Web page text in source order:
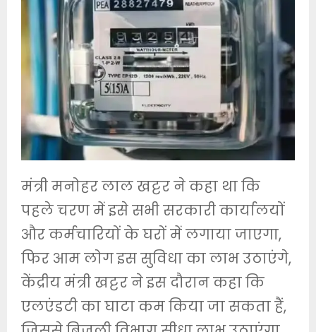
मंत्री मनोहर लाल खट्टर ने कहा था कि
पहले चरण में इसे सभी सरकारी कार्यालयों
और कर्मचारियों के घरों में लगाया जाएगा,
फिर आम लोग इस सुविधा का लाभ उठाएंगे,
केंद्रीय मंत्री खट्टर ने इस दौरान कहा कि
एलएंडटी का घाटा कम किया जा सकता हैं,